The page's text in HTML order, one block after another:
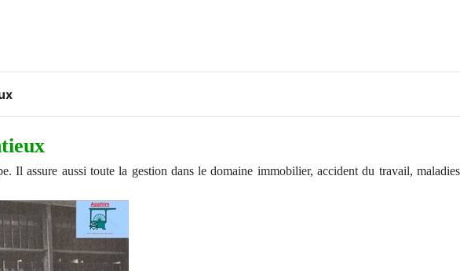
Il assure aussi toute la gestion dans le domaine immobilier, accident du travail, maladies